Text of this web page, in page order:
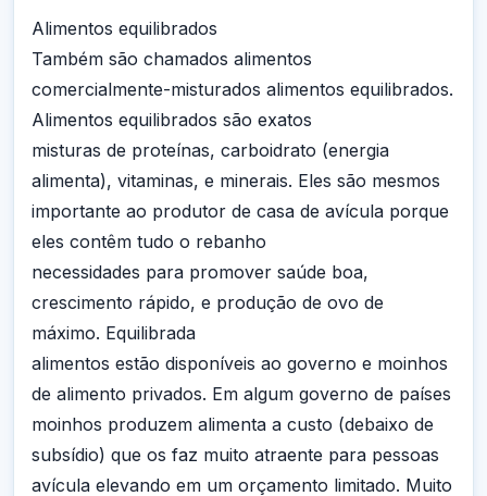
Alimentos equilibrados
Também são chamados alimentos
comercialmente-misturados alimentos equilibrados.
Alimentos equilibrados são exatos
misturas de proteínas, carboidrato (energia
alimenta), vitaminas, e minerais. Eles são mesmos
importante ao produtor de casa de avícula porque
eles contêm tudo o rebanho
necessidades para promover saúde boa,
crescimento rápido, e produção de ovo de
máximo. Equilibrada
alimentos estão disponíveis ao governo e moinhos
de alimento privados. Em algum governo de países
moinhos produzem alimenta a custo (debaixo de
subsídio) que os faz muito atraente para pessoas
avícula elevando em um orçamento limitado. Muito